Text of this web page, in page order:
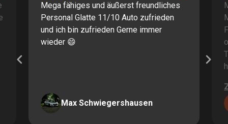
Mega fähiges und äußerst freundliches
Personal Glatte 11/10 Auto zufrieden
und ich bin zufrieden Gerne immer
wieder 😄
Max Schwiegershausen